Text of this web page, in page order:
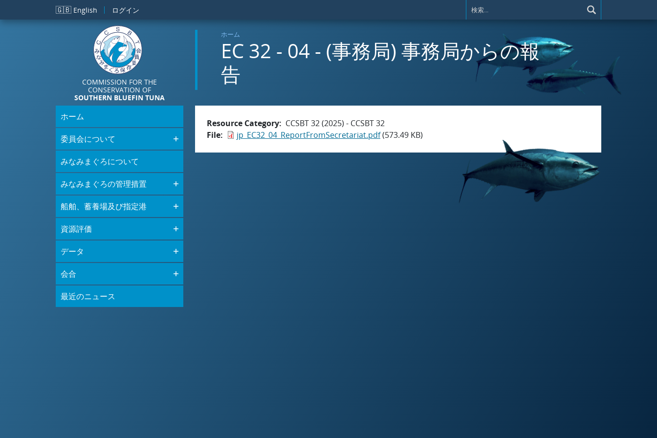
メインコンテンツに移動
🇬🇧 English ログイン
COMMISSION FOR THE
CONSERVATION OF
SOUTHERN BLUEFIN TUNA
ホーム
EC 32 - 04 - (事務局) 事務局からの報
告
ホーム
委員会について
みなみまぐろについて
みなみまぐろの管理措置
船舶、蓄養場及び指定港
資源評価
データ
会合
最近のニュース
Resource Category
CCSBT 32 (2025) - CCSBT 32
File
jp_EC32_04_ReportFromSecretariat.pdf(573.49 KB)